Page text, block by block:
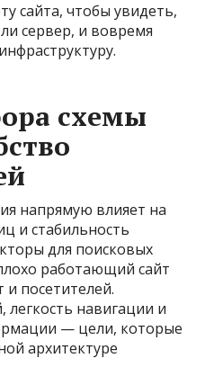
сайта, чтобы увидеть,
сервер, и вовремя
схемы
напрямую влияет на
и стабильность
для поисковых
работающий сайт
и посетителей.
легкость навигации и
— цели, которые
архитектуре